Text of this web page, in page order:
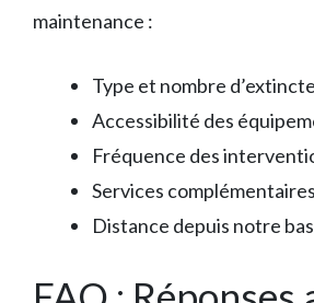
maintenance :
Type et nombre
Accessibilité des
Fréquence des
Services
Distance depuis notre